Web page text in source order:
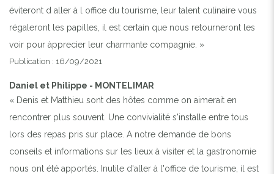
éviteront d aller à l office du tourisme, leur talent culinaire vous
régaleront les papilles, il est certain que nous retourneront les
voir pour àpprecier leur charmante compagnie. »
Publication : 16/09/2021
Daniel et Philippe - MONTELIMAR
« Denis et Matthieu sont des hôtes comme on aimerait en
rencontrer plus souvent. Une convivialité s'installe entre tous
lors des repas pris sur place. A notre demande de bons
conseils et informations sur les lieux à visiter et la gastronomie
nous ont été apportés. Inutile d'aller à l'office de tourisme, il est